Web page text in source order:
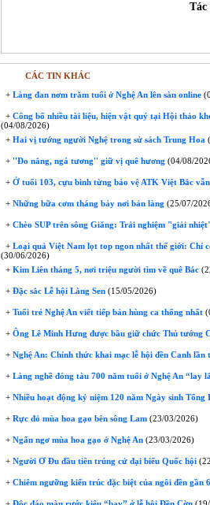
Tác
CÁC TIN KHÁC
+ Làng đan nơm trăm tuổi ở Nghệ An lên sàn online
+ Công bố nhiều tài liệu, hiện vật quý tại Hội thảo
(04/08/2026)
+ Hai vị tướng người Nghệ trong sử sách Trung Hoa
+ ''Đo nắng, ngả tương'' giữ vị quê hương (04/08/
+ Ở tuổi 103, cựu binh từng bảo vệ ATK Việt Bắc
+ Những bữa cơm tháng bảy nơi bản làng (25/07/
+ Chèo SUP trên sông Giăng: Trải nghiệm "giải
+ Loại quả Việt Nam lọt top ngon nhất thế giới: Chỉ
(30/06/2026)
+ Kim Liên tháng 5, nơi triệu người tìm về quê Bác
+ Đặc sắc Lễ hội Làng Sen (15/05/2026)
+ Tuổi trẻ Nghệ An viết tiếp bản hùng ca thống nhất
+ Ông Lê Minh Hưng được bầu giữ chức Thủ tướng
+ Nghệ An: Chính thức khai mạc lễ hội đền Canh lần
+ Làng nghề đóng tàu 700 năm tuổi ở Nghệ An
+ Nhiều hoạt động kỷ niệm 120 năm Ngày sinh
+ Rực đỏ mùa hoa gạo bên sông Lam (23/03/2026)
+ Ngẩn ngơ mùa hoa gạo ở Nghệ An (23/03/2026)
+ Người Ơ Đu đầu tiên trúng cử đại biểu Quốc hội
+ Chiêm ngưỡng kiến trúc đặc biệt của ngôi đền gần